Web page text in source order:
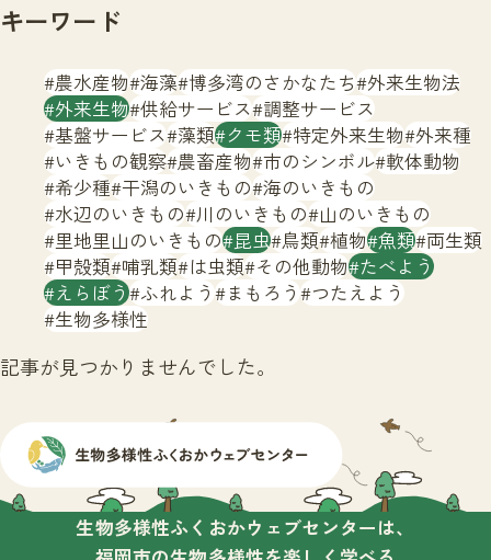
サイトマップ
キーワード
農水産物 海藻 博多湾のさかなたち 外来生物法
外来生物 供給サービス 調整サービス
基盤サービス 藻類 クモ類 特定外来生物 外来種
いきもの観察 農畜産物 市のシンボル 軟体動物
希少種 干潟のいきもの 海のいきもの
水辺のいきもの 川のいきもの 山のいきもの
里地里山のいきもの 昆虫 鳥類 植物 魚類 両生類
甲殻類 哺乳類 は虫類 その他動物 たべよう
えらぼう ふれよう まもろう つたえよう
生物多様性
記事が見つかりませんでした。
生物多様性ふくおかウェブセンターは、